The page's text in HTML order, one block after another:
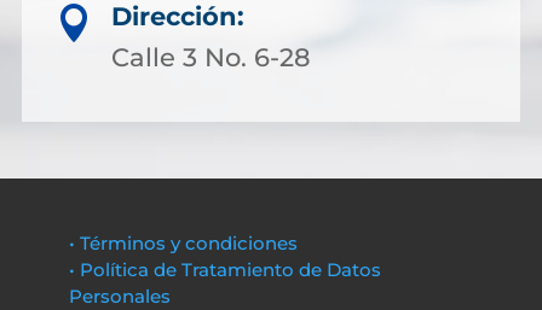

Dirección:
Calle 3 No. 6-28
• Términos y condiciones
• Política de Tratamiento de Datos
Personales